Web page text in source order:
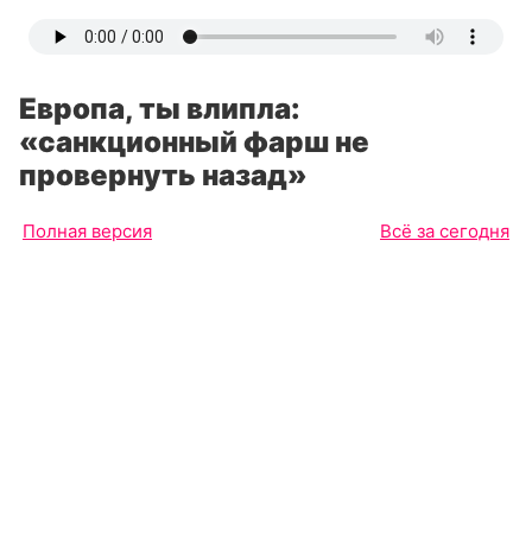
Европа, ты влипла:
«санкционный фарш не
провернуть назад»
Полная версия Всё за сегодня